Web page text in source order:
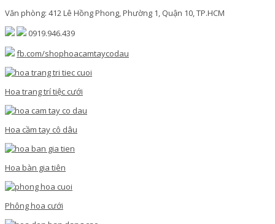
Văn phòng: 412 Lê Hồng Phong, Phường 1, Quận 10, TP.HCM
0919.946.439
fb.com/shophoacamtaycodau
Hoa trang trí tiệc cưới
Hoa cầm tay cô dâu
Hoa bàn gia tiên
Phông hoa cưới